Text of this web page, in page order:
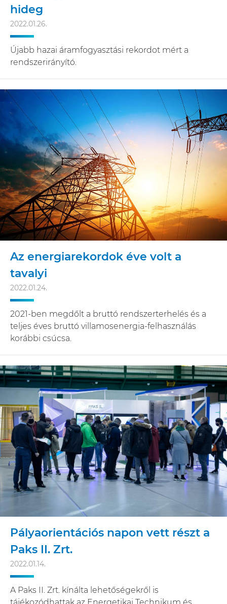
hideg
2022.01.26.
Újabb hazai áramfogyasztási rekordot mért a
rendszerirányító.
Az energiarekordok éve volt a
tavalyi
2022.01.24.
2021-ben megdőlt a bruttó rendszerterhelés és a
teljes éves bruttó villamosenergia-felhasználás
korábbi csúcsa.
Pályaorientációs napon vett részt a
Paks II. Zrt.
2022.01.14.
A Paks II. Zrt. kínálta lehetőségekről is